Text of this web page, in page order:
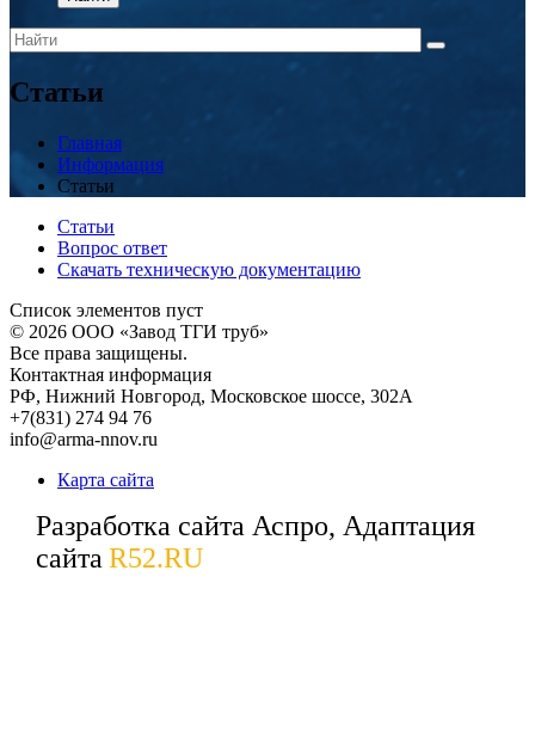
Статьи
Главная
Информация
Статьи
Статьи
Вопрос ответ
Скачать техническую документацию
Список элементов пуст
© 2026 ООО «Завод ТГИ труб»
Все права защищены.
Контактная информация
РФ, Нижний Новгород, Московское шоссе, 302А
+7(831) 274 94 76
info@arma-nnov.ru
Карта сайта
Разработка сайта Аспро, Адаптация
сайта R52.RU